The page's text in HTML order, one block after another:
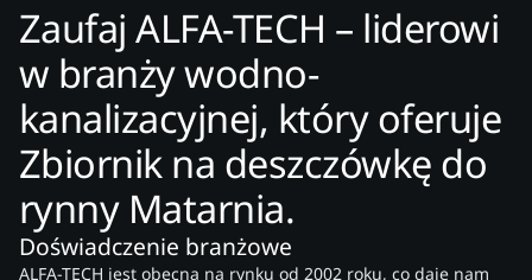
Zaufaj ALFA-TECH – liderowi
w branży wodno-
kanalizacyjnej, który oferuje
Zbiornik na deszczówkę do
rynny Matarnia.
Doświadczenie branżowe
ALFA-TECH jest obecna na rynku od 2002 roku, co daje nam